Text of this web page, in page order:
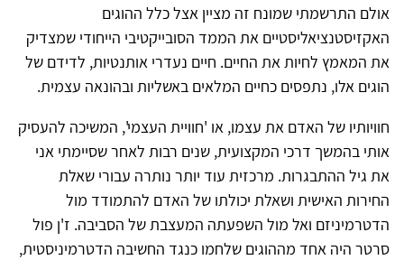
אולם התרשמתי שמונח זה מציין אצל כלל ההוגים
האקזיסטנציאליסטיים את הממד הסובייקטיבי הייחודי שמצדיק
את המאמץ לחיות את החיים. חיים נעדרי אותנטיות, לדידם של
הוגים אלו, נתפסים כחיים המלאים באשליות ובהונאה עצמית.
חוויותיו של האדם את עצמו, או 'חוויית העצמי', המשיכה להעסיק
אותי בהמשך דרכי המקצועית, שנים רבות לאחר שסיימתי אני
את גיל ההתבגרות. מרכזית עוד יותר נותרה עבורי שאלת
החירות האישית ושאלת יכולתו של האדם להתמודד מול
הדטרמיניזם ואל מול השפעתה המעצבת של הסביבה. ז'ן פול
סרטר היה אחד מההוגים שלחמו כנגד החשיבה הדטרמיניסטית,